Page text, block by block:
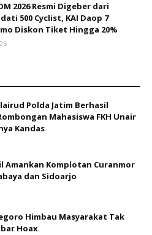
2026 Resmi Digeber dari
500 Cyclist, KAI Daop 7
Diskon Tiket Hingga 20%
Polda Jatim Berhasil
Mahasiswa FKH Unair
Kandas
Amankan Komplotan Curanmor
dan Sidoarjo
Himbau Masyarakat Tak
Hoax